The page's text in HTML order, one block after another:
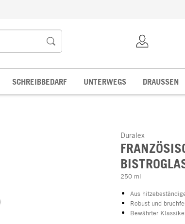
SCHREIBBEDARF UNTERWEGS DRAUSSEN
Duralex
250 ml
Aus
Robust und
Bewährter